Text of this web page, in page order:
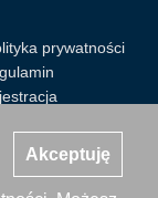
Akceptuję
prywatności